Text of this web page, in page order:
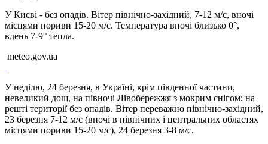
У Києві - без опадів. Вітер північно-західний, 7-12 м/с, вночі
місцями пориви 15-20 м/с. Температура вночі близько 0°,
вдень 7-9° тепла.
meteo.gov.ua
У неділю, 24 березня, в Україні, крім південної частини,
невеликий дощ, на півночі Лівобережжя з мокрим снігом; на
решті території без опадів. Вітер переважно північно-західний,
23 березня 7-12 м/с (вночі в північних і центральних областях
місцями пориви 15-20 м/с), 24 березня 3-8 м/с.